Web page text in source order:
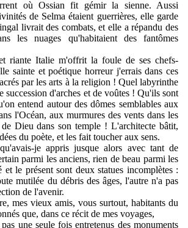
où Ossian fit gémir la sienne. Aussi
de Selma étaient guerrières, elle garde
livrait des combats, et elle a répandu des
les nuages qu'habitaient des fantômes
riante Italie m'offrit la foule de ses chefs-
sainte et poétique horreur j'errais dans ces
par les arts à la religion ! Quel labyrinthe
succession d'arches et de voûtes ! Qu'ils sont
entend autour des dômes semblables aux
l'Océan, aux murmures des vents dans les
Dieu dans son temple ! L'architecte bâtit,
du poète, et les fait toucher aux sens.
je appris jusque alors avec tant de
parmi les anciens, rien de beau parmi les
et le présent sont deux statues incomplètes :
mutilée du débris des âges, l'autre n'a pas
de l'avenir.
mes vieux amis, vous surtout, habitants du
que, dans ce récit de mes voyages,
une seule fois entretenus des monuments